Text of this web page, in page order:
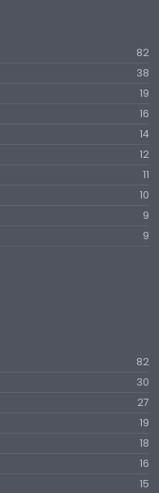
82
38
19
16
14
12
11
10
9
9
82
30
27
19
18
16
15